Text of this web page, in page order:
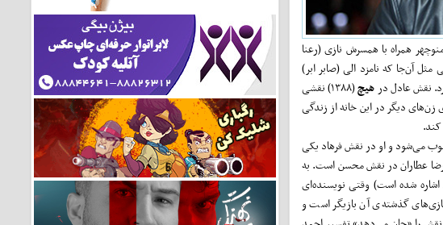
همراه با همسرش نازی (رعنا‌
آن‌جا که نامزد الی (صابر ابر)
نقش عادل در هیچ
(۱۳۸۸) نقشی
زن‌های دیگر در این خانه از زندگی
می‌شود و او در نقش فرهاد یکی
رضا عطاران در نقش محسن است. به
اشاره شده است) وقتی نویسنده‌ای
گذشته‌ی آن بازیگر است و